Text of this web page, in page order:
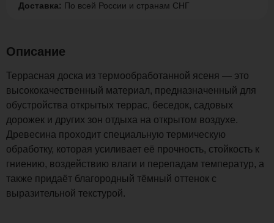
Доставка: По всей России и странам СНГ
Описание
Террасная доска из термообработанной ясеня — это
высококачественный материал, предназначенный для
обустройства открытых террас, беседок, садовых
дорожек и других зон отдыха на открытом воздухе.
Древесина проходит специальную термическую
обработку, которая усиливает её прочность, стойкость к
гниению, воздействию влаги и перепадам температур, а
также придаёт благородный тёмный оттенок с
выразительной текстурой.